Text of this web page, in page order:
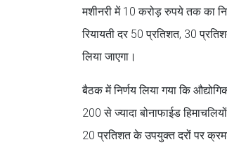
मशीनरी में 10 करोड़ रुपये तक का
रियायती दर 50 प्रतिशत, 30
लिया जाएगा।
बैठक में निर्णय लिया गया कि
200 से ज्यादा बोनाफाईड
20 प्रतिशत के उपयुक्त दरों पर